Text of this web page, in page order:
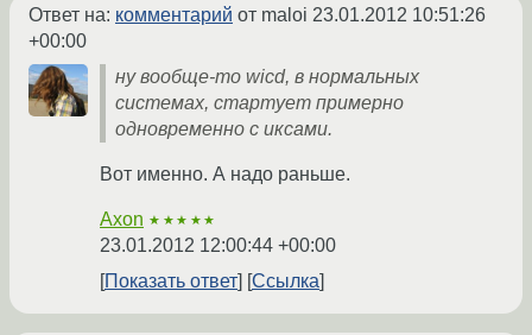
Ответ на: комментарий от maloi 23.01.2012 10:51:26
+00:00
ну вообще-то wicd, в нормальных
системах, стартует примерно
одновременно с иксами.
Вот именно. А надо раньше.
Axon ★★★★★
23.01.2012 12:00:44 +00:00
Показать ответ
Ссылка